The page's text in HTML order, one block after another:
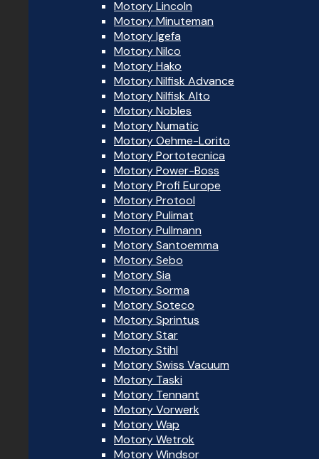
Motory Lincoln
Motory Minuteman
Motory Igefa
Motory Nilco
Motory Hako
Motory Nilfisk Advance
Motory Nilfisk Alto
Motory Nobles
Motory Numatic
Motory Oehme-Lorito
Motory Portotecnica
Motory Power-Boss
Motory Profi Europe
Motory Protool
Motory Pulimat
Motory Pullmann
Motory Santoemma
Motory Sebo
Motory Sia
Motory Sorma
Motory Soteco
Motory Sprintus
Motory Star
Motory Stihl
Motory Swiss Vacuum
Motory Taski
Motory Tennant
Motory Vorwerk
Motory Wap
Motory Wetrok
Motory Windsor